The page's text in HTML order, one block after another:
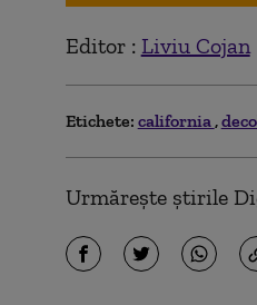
Editor : Liviu Cojan
Etichete: california
Urmărește știrile